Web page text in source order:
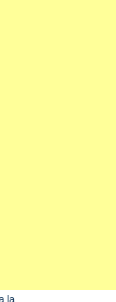
la